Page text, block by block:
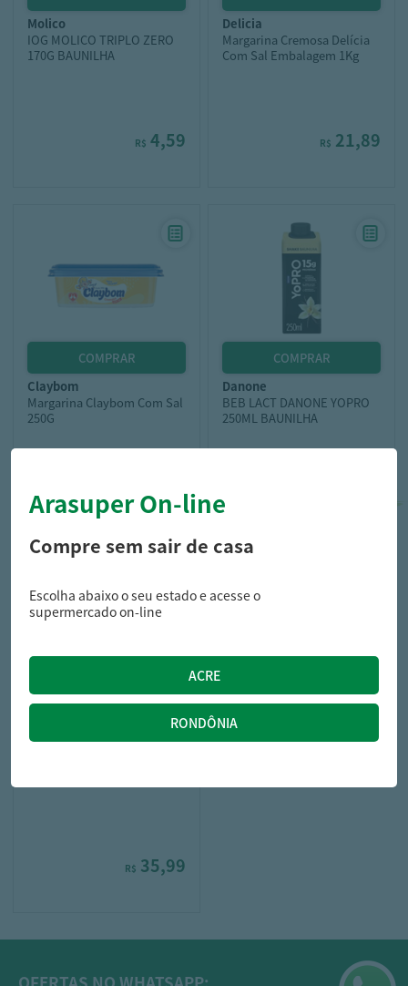
molico
IOG MOLICO TRIPLO ZERO
170G BAUNILHA
R$ 4,59
delicia
Margarina Cremosa Delícia
Com Sal Embalagem 1Kg
R$ 21,89
claybom
Margarina Claybom Com Sal
250G
R$ 4,99
danone
BEB LACT DANONE YOPRO
250ML BAUNILHA
R$ 35,99
Arasuper On-line
Compre sem sair de casa
Escolha abaixo o seu estado e acesse o
supermercado on-line